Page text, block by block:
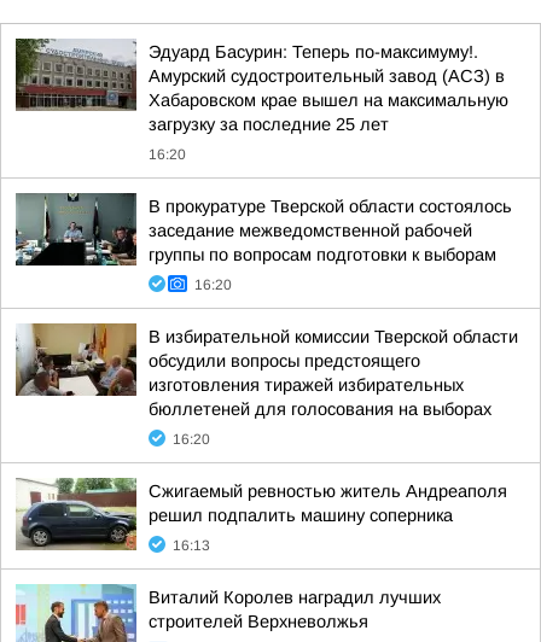
Эдуард Басурин: Теперь по-максимуму!.
Амурский судостроительный завод (АСЗ) в
Хабаровском крае вышел на максимальную
загрузку за последние 25 лет
16:20
В прокуратуре Тверской области состоялось
заседание межведомственной рабочей
группы по вопросам подготовки к выборам
16:20
В избирательной комиссии Тверской области
обсудили вопросы предстоящего
изготовления тиражей избирательных
бюллетеней для голосования на выборах
16:20
Сжигаемый ревностью житель Андреаполя
решил подпалить машину соперника
16:13
Виталий Королев наградил лучших
строителей Верхневолжья